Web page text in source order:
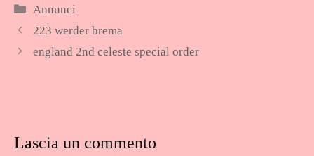
Categorie
Annunci
223 werder brema
england 2nd celeste special order
Lascia un commento